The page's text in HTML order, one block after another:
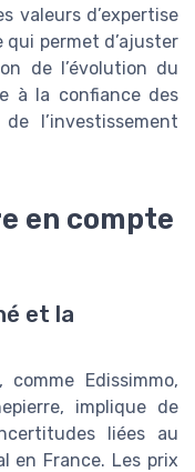
valeurs d’expertise
qui permet d’ajuster
de l’évolution du
à la confiance des
l’investissement
en compte
et la
Edissimmo,
implique de
liées au
en France. Les prix